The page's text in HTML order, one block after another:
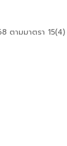
ตามมาตรา